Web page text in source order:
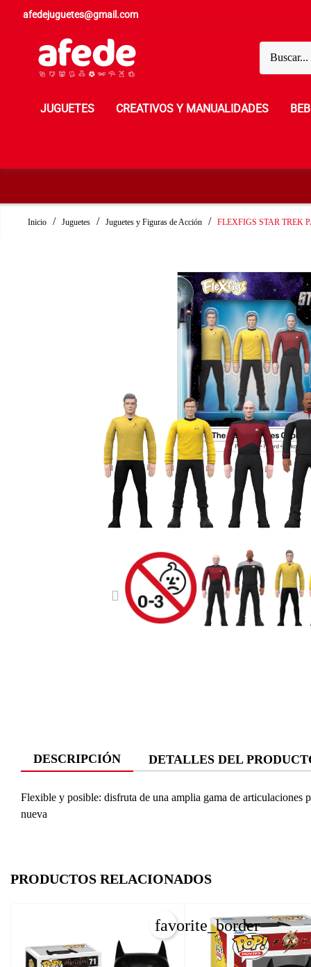
afedejuguetes@gmail.com
JUGUETES CREATIVOS Y MANUALIDADES
Inicio Juguetes Juguetes y Figuras de Acción FLEXFIGS STAR TREK
PREVIOUS
DESCRIPCIÓN DETALLES DEL
Flexible y posible: disfruta de una amplia gama de articulaciones
nueva
PRODUCTOS RELACIONADOS
favorite_border